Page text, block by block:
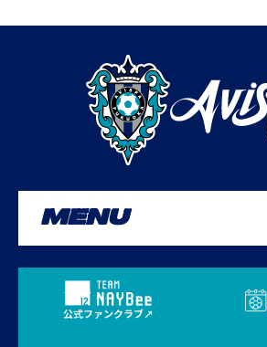
MENU
公式ファンクラブ